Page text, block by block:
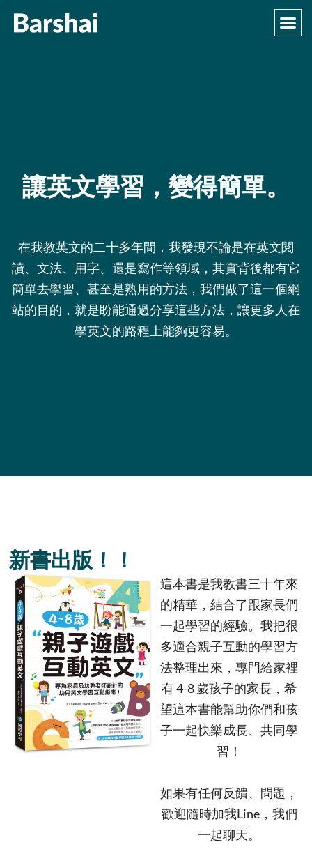
讓英文學習，變得簡單。
在我教英文的二十多年間，我發現不論是在英文閱
讀、文法、用字、還是寫作等領域，其實背後都有它
簡單去學習、甚至是熟用的方法，我們做了這一個網
站的目的，就是盼能通過分享這些方法，讓更多人在
學英文的路程上能夠更容易。
新書出版！！
這本書是我教書三十年來
的精華，結合了跟家長們
一起學習的經驗。我把很
多適合親子互動的學習方
法整理出來，專門給家裡
有 4-8 歲孩子的家長，希
望這本書能幫助你們和孩
子一起快樂成長、共同學
習！
如果有任何反饋、問題，
歡迎隨時加我Line，我們
一起聊天。